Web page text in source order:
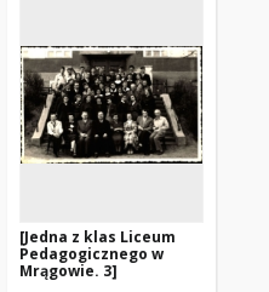
[Jedna z klas Liceum
Pedagogicznego w
Mrągowie. 3]